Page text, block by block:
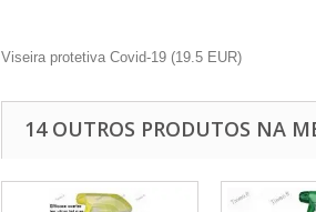
Viseira protetiva Covid-19 (19.5 EUR)
14 OUTROS PRODUTOS NA